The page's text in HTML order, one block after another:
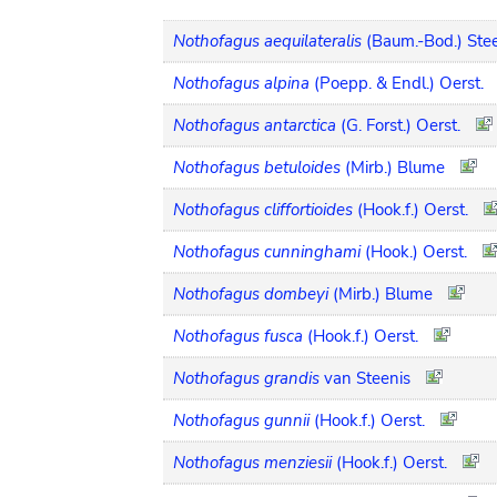
Nothofagus aequilateralis (Baum.-Bod.)
Nothofagus alpina (Poepp. & Endl.) Oerst.
Nothofagus antarctica (G. Forst.) Oerst.
Nothofagus betuloides (Mirb.) Blume
Nothofagus cliffortioides (Hook.f.) Oerst.
Nothofagus cunninghami (Hook.) Oerst.
Nothofagus dombeyi (Mirb.) Blume
Nothofagus fusca (Hook.f.) Oerst.
Nothofagus grandis van Steenis
Nothofagus gunnii (Hook.f.) Oerst.
Nothofagus menziesii (Hook.f.) Oerst.